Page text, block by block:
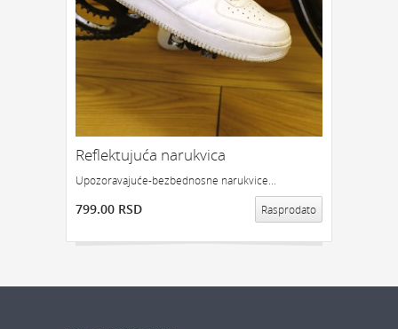
GEDŽETI LED IPHONE LED SVETLO
POKLON ZA TINEJDŽERE
PRONAĐI
Reflektujuća narukvica
Upozoravajuće-bezbednosne narukvice...
799.00 RSD Rasprodato